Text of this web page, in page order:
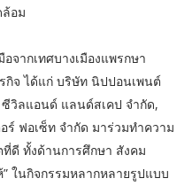
อม
จากเทศบางเมืองแพรกษา
จ ได้แก่ บริษัท นิปปอนเพนต์
ซีวิลแอนด์ แลนด์สเคป จำกัด,
ร์ ฟอเซ็ท จำกัด มาร่วมทำความ
ดี ทั้งด้านการศึกษา สังคม
ในกิจกรรมหลากหลายรูปแบบ